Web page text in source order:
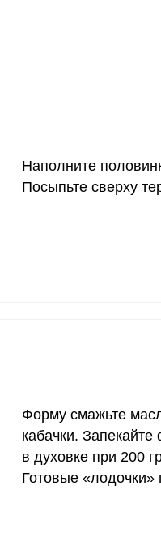
50 мкг
Наполните
Посыпьте сверху
Форму смажьте
кабачки.
в духовке при 200
Готовые «лодочки»